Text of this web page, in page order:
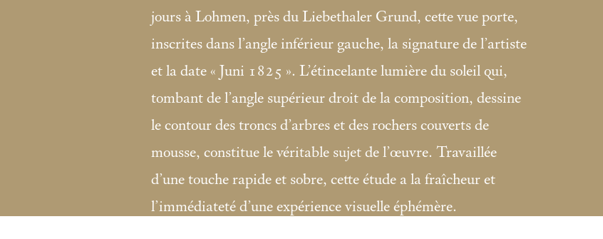
jours à Lohmen, près du Liebethaler Grund, cette vue porte,
inscrites dans l’angle inférieur gauche, la signature de l’artiste
et la date « Juni 1825 ». L’étincelante lumière du soleil qui,
tombant de l’angle supérieur droit de la composition, dessine
le contour des troncs d’arbres et des rochers couverts de
mousse, constitue le véritable sujet de l’œuvre. Travaillée
d’une touche rapide et sobre, cette étude a la fraîcheur et
l’immédiateté d’une expérience visuelle éphémère.